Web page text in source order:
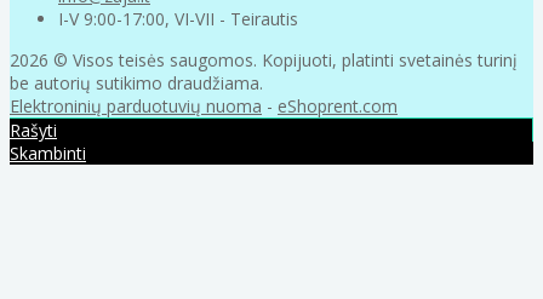
I-V 9:00-17:00, VI-VII - Teirautis
2026 © Visos teisės saugomos. Kopijuoti, platinti svetainės turinį
be autorių sutikimo draudžiama.
Elektroninių parduotuvių nuoma - eShoprent.com
Rašyti
Skambinti